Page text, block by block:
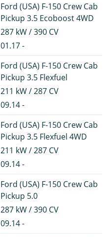
Ford (USA) F-150 Crew Cab
Pickup 3.5 Ecoboost 4WD
287 kW / 390 CV
01.17 -
Ford (USA) F-150 Crew Cab
Pickup 3.5 Flexfuel
211 kW / 287 CV
09.14 -
Ford (USA) F-150 Crew Cab
Pickup 3.5 Flexfuel 4WD
211 kW / 287 CV
09.14 -
Ford (USA) F-150 Crew Cab
Pickup 5.0
287 kW / 390 CV
09.14 -